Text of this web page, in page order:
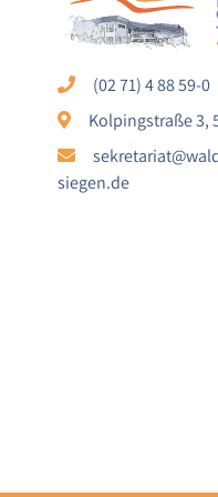
(02 71) 4 88 59-0
Kolpingstraße 3,
siegen.de
Laufzeit:
1 Jahr
STATISTIK
Statistik
anonym. Diese
Zweck: